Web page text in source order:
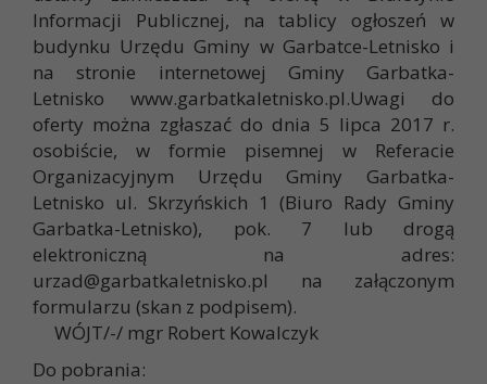
Informacji Publicznej, na tablicy ogłoszeń w
budynku Urzędu Gminy w Garbatce-Letnisko i
na stronie internetowej Gminy Garbatka-
Letnisko www.garbatkaletnisko.pl.Uwagi do
oferty można zgłaszać do dnia 5 lipca 2017 r.
osobiście, w formie pisemnej w Referacie
Organizacyjnym Urzędu Gminy Garbatka-
Letnisko ul. Skrzyńskich 1 (Biuro Rady Gminy
Garbatka-Letnisko), pok. 7 lub drogą
elektroniczną na adres:
urzad@garbatkaletnisko.pl na załączonym
formularzu (skan z podpisem).
WÓJT/-/ mgr Robert Kowalczyk
Do pobrania: